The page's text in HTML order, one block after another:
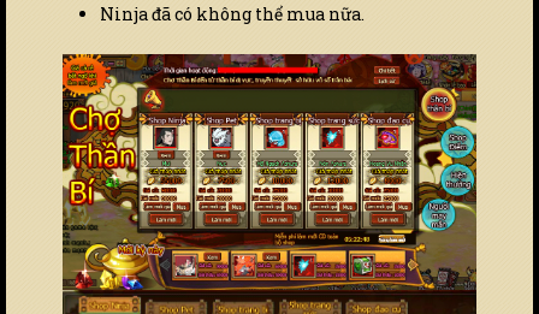
Ninja đã có không thể mua nữa.